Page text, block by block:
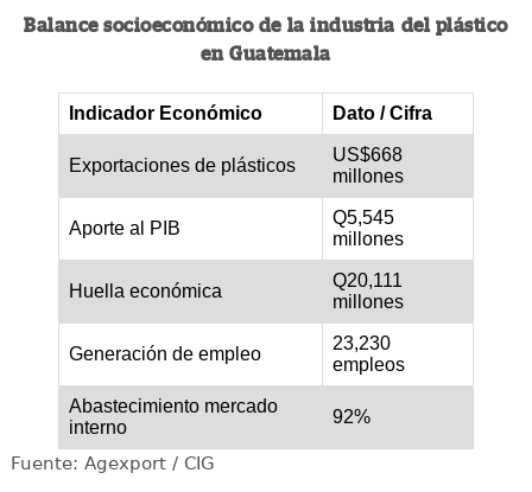
Balance socioeconómico de la industria del plástico
en Guatemala
Indicador Económico Dato / Cifra
Exportaciones de plásticos
US$668
millones
Aporte al PIB
Q5,545
millones
Huella económica
Q20,111
millones
Generación de empleo
23,230
empleos
Abastecimiento mercado
interno
92%
Fuente: Agexport / CIG